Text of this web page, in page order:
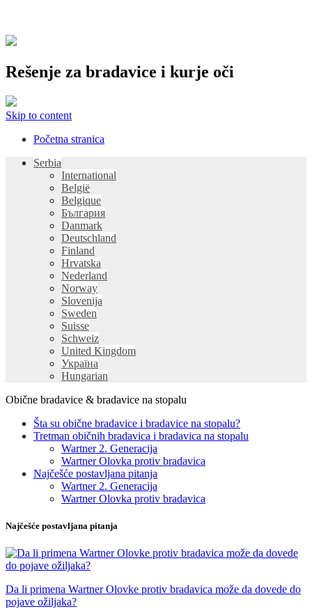
Rešenje za bradavice i kurje oči
Skip to content
Početna stranica
Serbia
International
België
Belgique
България
Danmark
Deutschland
Finland
Hrvatska
Nederland
Norway
Slovenija
Sweden
Suisse
Schweiz
United Kingdom
Україна
Hungarian
Obične bradavice & bradavice na stopalu
Šta su obične bradavice i bradavice na stopalu?
Tretman običnih bradavica i bradavica na stopalu
Wartner 2. Generacija
Wartner Olovka protiv bradavica
Najčešće postavljana pitanja
Wartner 2. Generacija
Wartner Olovka protiv bradavica
Najčešće postavljana pitanja
Da li primena Wartner Olovke protiv bradavica može da dovede do
pojave ožiljaka?